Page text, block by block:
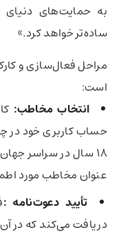
به حمایت‌های دنیای
ساده‌تر خواهد کرد.»
مراحل فعال‌سازی و
است:
انتخاب مخاطب:
حساب کاربری خود در
عنوان مخاطب مورد
تأیید دعوت‌نامه :
دریافت می‌کند که در